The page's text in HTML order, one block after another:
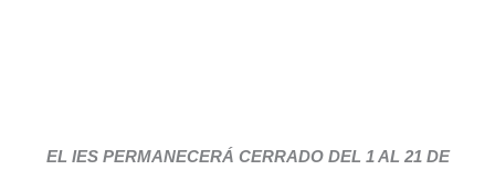
EL IES PERMANECERÁ CERRADO DEL 1 AL 21 DE